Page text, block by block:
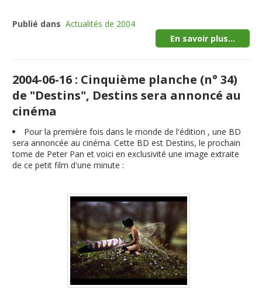
Publié dans Actualités de 2004
En savoir plus...
2004-06-16 : Cinquième planche (n° 34)
de "Destins", Destins sera annoncé au
cinéma
Pour la première fois dans le monde de l'édition , une BD
sera annoncée au cinéma. Cette BD est Destins, le prochain
tome de Peter Pan et voici en exclusivité une image extraite
de ce petit film d'une minute :